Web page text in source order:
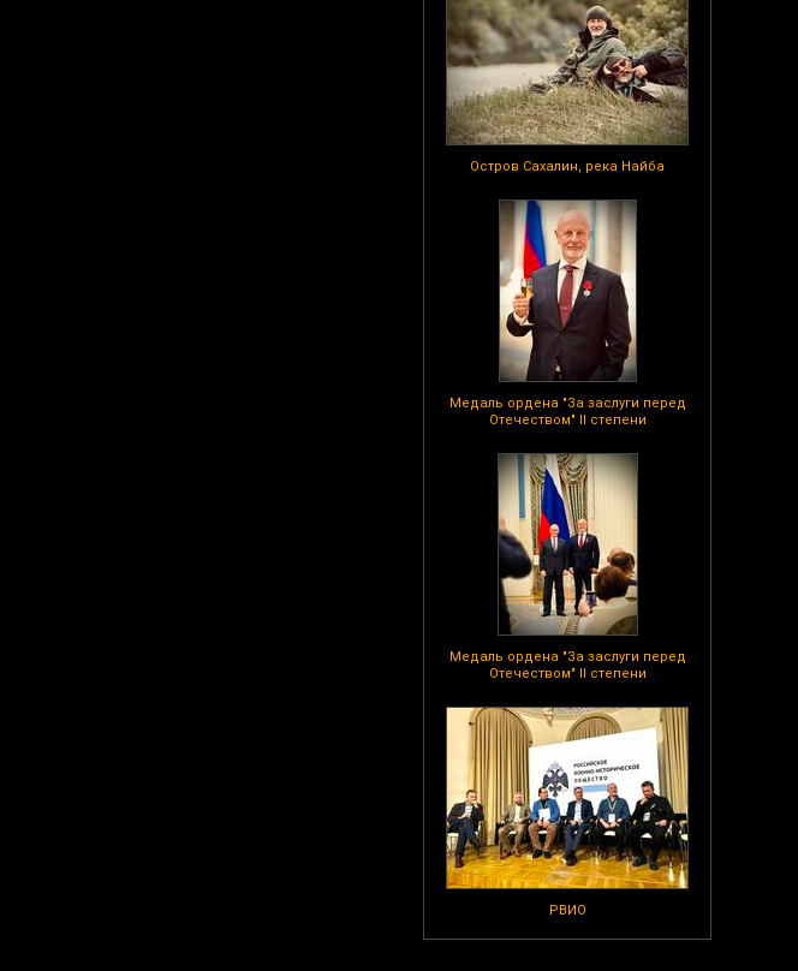
Остров Сахалин, река Найба
Медаль ордена "За заслуги перед
Отечеством" II степени
Медаль ордена "За заслуги перед
Отечеством" II степени
РВИО